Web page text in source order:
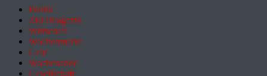
Politik
ZEITmagazin
Wirtschaft
Wochenmarkt
Geld
Wochenende
Gesellschaft